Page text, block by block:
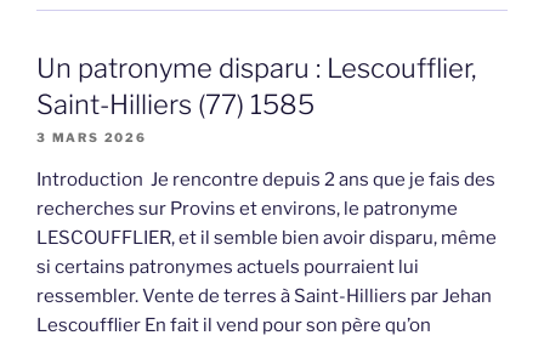
Un patronyme disparu : Lescoufflier,
Saint-Hilliers (77) 1585
3 MARS 2026
Introduction Je rencontre depuis 2 ans que je fais des
recherches sur Provins et environs, le patronyme
LESCOUFFLIER, et il semble bien avoir disparu, même
si certains patronymes actuels pourraient lui
ressembler. Vente de terres à Saint-Hilliers par Jehan
Lescoufflier En fait il vend pour son père qu’on